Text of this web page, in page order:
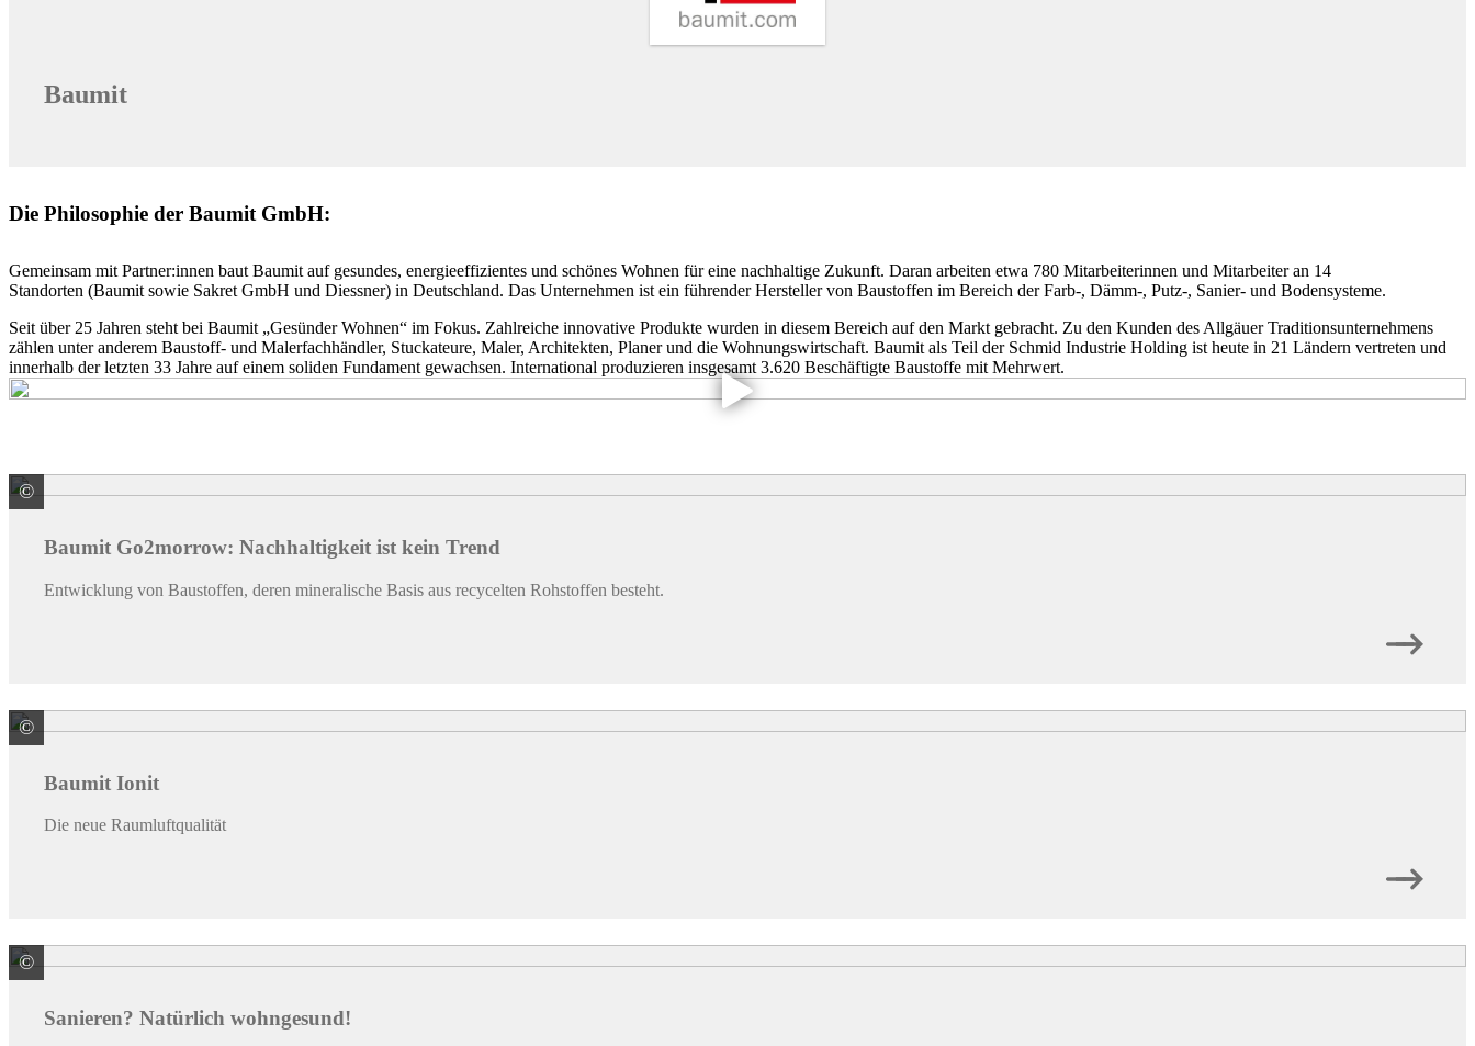
Baumit
Die Philosophie der Baumit GmbH:
Gemeinsam mit Partner:innen baut Baumit auf gesundes, energieeffizientes und schönes Wohnen für eine nachhaltige Zukunft. Daran arbeiten etwa 780 Mitarbeiterinnen und Mitarbeiter an 14
Standorten (Baumit sowie Sakret GmbH und Diessner) in Deutschland. Das Unternehmen ist ein führender Hersteller von Baustoffen im Bereich der Farb-, Dämm-, Putz-, Sanier- und Bodensysteme.
Seit über 25 Jahren steht bei Baumit „Gesünder Wohnen“ im Fokus. Zahlreiche innovative Produkte wurden in diesem Bereich auf den Markt gebracht. Zu den Kunden des Allgäuer Traditionsunternehmens
zählen unter anderem Baustoff- und Malerfachhändler, Stuckateure, Maler, Architekten, Planer und die Wohnungswirtschaft. Baumit als Teil der Schmid Industrie Holding ist heute in 21 Ländern vertreten und
innerhalb der letzten 33 Jahre auf einem soliden Fundament gewachsen. International produzieren insgesamt 3.620 Beschäftigte Baustoffe mit Mehrwert.
© Baumit GmbH
Baumit Go2morrow: Nachhaltigkeit ist kein Trend
Entwicklung von Baustoffen, deren mineralische Basis aus recycelten Rohstoffen besteht.
© Baumit GmbH
Baumit Ionit
Die neue Raumluftqualität
© Baumit GmbH
Sanieren? Natürlich wohngesund!